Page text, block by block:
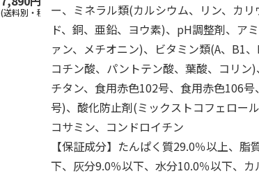
(送料別・税込) (送料別・税込) (送料別・税込)
ー、ミネラル類(カルシウム、リン、カ
ド、銅、亜鉛、ヨウ素)、pH調整剤、ア
ァン、メチオニン)、ビタミン類(A、B1
コチン酸、パントテン酸、葉酸、コリン
チタン、食用赤色102号、食用赤色106
号)、酸化防止剤(ミックストコフェロー
コサミン、コンドロイチン
【保証成分】たんぱく質29.0％以上、
下、灰分9.0％以下、水分10.0％以下、